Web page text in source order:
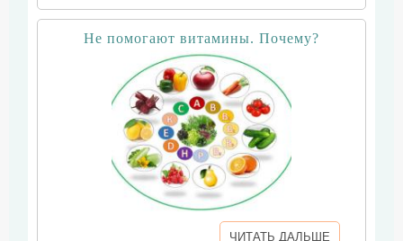
Не помогают витамины. Почему?
ЧИТАТЬ ДАЛЬШЕ